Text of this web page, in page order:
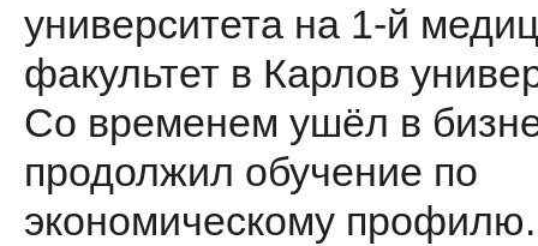
университета на 1-й
факультет в Карлов
Со временем ушёл в
продолжил обучение по
экономическому